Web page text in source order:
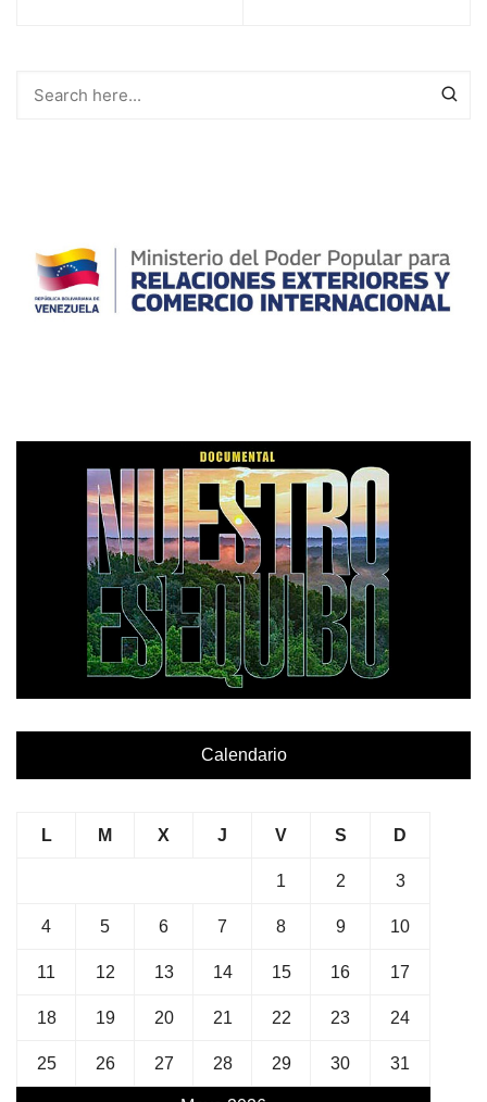
Calendario
L M X J V S D
1 2 3
4 5 6 7 8 9 10
11 12 13 14 15 16 17
18 19 20 21 22 23 24
25 26 27 28 29 30 31